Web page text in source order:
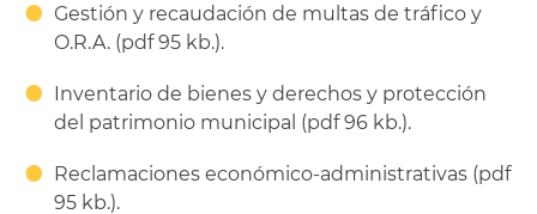
Gestión y recaudación de multas de tráfico y
O.R.A. (pdf 95 kb.).
Inventario de bienes y derechos y protección
del patrimonio municipal (pdf 96 kb.).
Reclamaciones económico-administrativas (pdf
95 kb.).